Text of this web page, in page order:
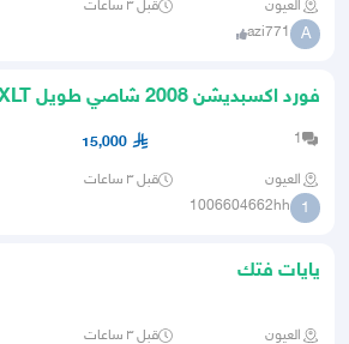
العيون قبل ٣ ساعات
A
azi771
فورد اكسبديشن 2008 شاصي طويل XLT
1
15,000
العيون قبل ٣ ساعات
1
1006604662hh
يايات فتك
العيون قبل ٣ ساعات